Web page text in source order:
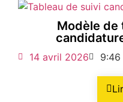
Modèle de
14 avril 2026 9:46